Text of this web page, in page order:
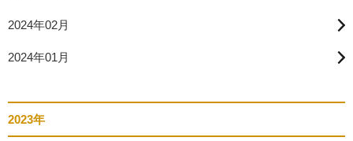
2024年02月
2024年01月
2023年